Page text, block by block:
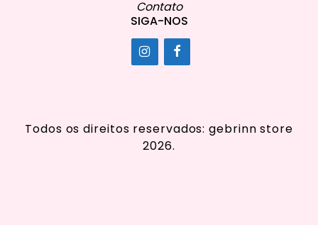
Contato
SIGA-NOS
Todos os direitos reservados: gebrinn store
2026.